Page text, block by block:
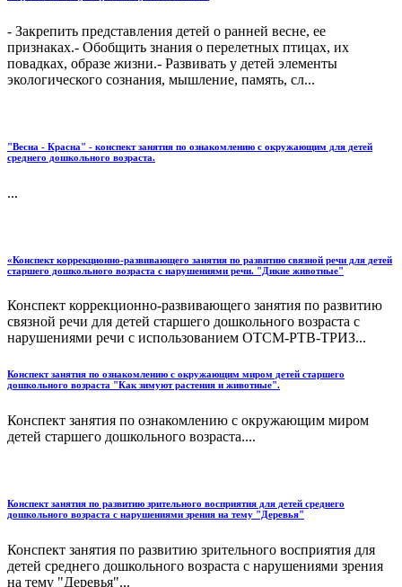
- Закрепить представления детей о ранней весне, ее
признаках.- Обобщить знания о перелетных птицах, их
повадках, образе жизни.- Развивать у детей элементы
экологического сознания, мышление, память, сл...
"Весна - Красна" - конспект занятия по ознакомлению с окружающим для детей
среднего дошкольного возраста.
...
«Конспект коррекционно-развивающего занятия по развитию связной речи для детей
старшего дошкольного возраста с нарушениями речи. "Дикие животные"
Конспект коррекционно-развивающего занятия по развитию
связной речи для детей старшего дошкольного возраста с
нарушениями речи с использованием ОТСМ-РТВ-ТРИЗ...
Конспект занятия по ознакомлению с окружающим миром детей старшего
дошкольного возраста "Как зимуют растения и животные".
Конспект занятия по ознакомлению с окружающим миром
детей старшего дошкольного возраста....
Конспект занятия по развитию зрительного восприятия для детей среднего
дошкольного возраста с нарушениями зрения на тему "Деревья"
Конспект занятия по развитию зрительного восприятия для
детей среднего дошкольного возраста с нарушениями зрения
на тему "Деревья"...